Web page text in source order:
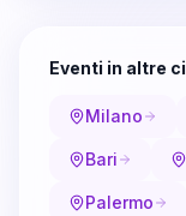
Eventi in altre
Milano
Bari
Palermo